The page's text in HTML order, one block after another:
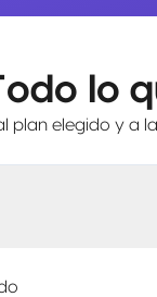
lo
elegido y a